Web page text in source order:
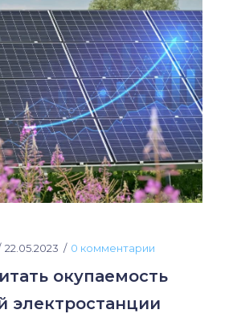
22.05.2023 0 комментарии
окупаемость
электростанции